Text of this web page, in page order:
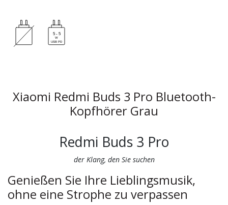
Xiaomi Redmi Buds 3 Pro Bluetooth-
Kopfhörer Grau
Redmi Buds 3 Pro
der Klang, den Sie suchen
Genießen Sie Ihre Lieblingsmusik,
ohne eine Strophe zu verpassen